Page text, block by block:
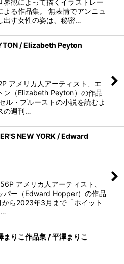
よる作品集。 無表情でアンニュ
出す女性の姿は、秘密…
/ Elizabeth Peyton
アメリカ人アーティスト、エ
ン（Elizabeth Peyton）の作品
ル・プルーストの小説を読むよ
の週刊…
NEW YORK / Edward
アメリカ人アーティスト、​
パー（Edward Hopper）​の作品
ら2023年3月まで「ホイット
りこ作品集 / 平澤まりこ